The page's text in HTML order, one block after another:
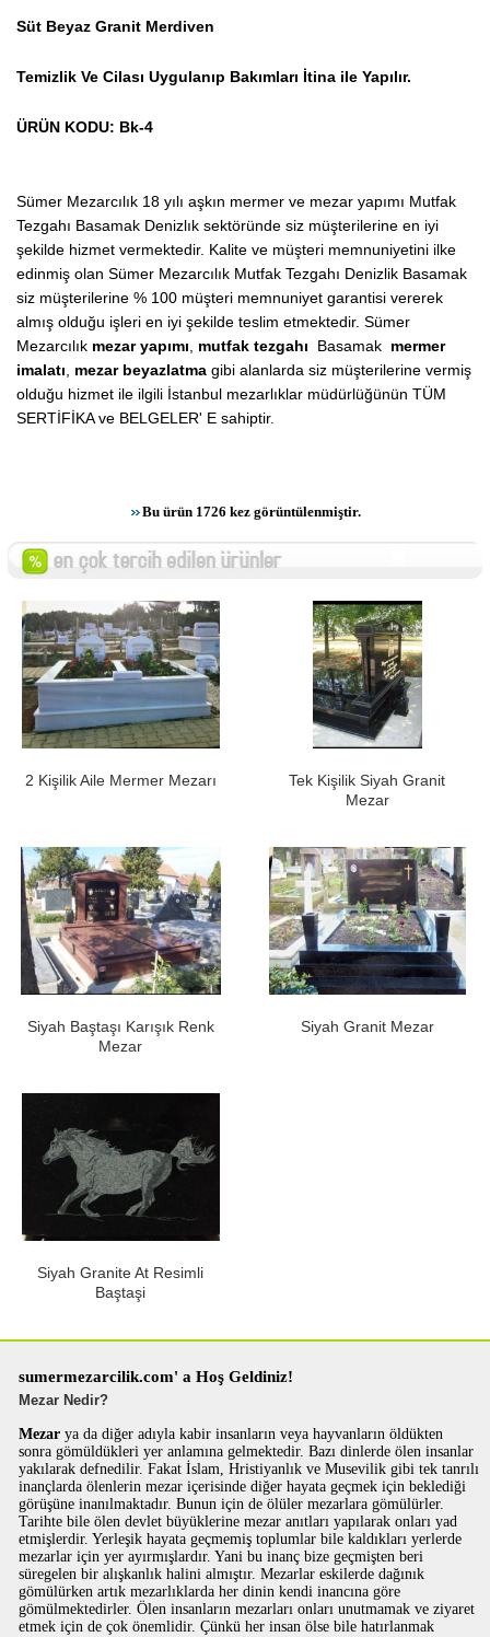
Süt Beyaz Granit Merdiven
Temizlik Ve Cilası Uygulanıp Bakımları İtina ile Yapılır.
ÜRÜN KODU: Bk-4
Sümer Mezarcılık 18 yılı aşkın mermer ve mezar yapımı Mutfak
Tezgahı Basamak Denizlık sektöründe siz müşterilerine en iyi
şekilde hizmet vermektedir. Kalite ve müşteri memnuniyetini ilke
edinmiş olan Sümer Mezarcılık Mutfak Tezgahı Denizlik Basamak
siz müşterilerine % 100 müşteri memnuniyet garantisi vererek
almış olduğu işleri en iyi şekilde teslim etmektedir. Sümer
Mezarcılık mezar yapımı mutfak tezgahı Basamak mermer
imalatı
mezar beyazlatmagibi alanlarda siz müşterilerine vermiş
olduğu hizmet ile ilgili İstanbul mezarlıklar müdürlüğünün TÜM
SERTİFİKA ve BELGELER' E sahiptir.
Bu ürün 1726 kez görüntülenmiştir.
2 Kişilik Aile Mermer Mezarı
Tek Kişilik Siyah Granit
Mezar
Siyah Baştaşı Karışık Renk
Mezar
Siyah Granit Mezar
Siyah Granite At Resimli
Baştaşi
sumermezarcilik.com' a Hoş Geldiniz!
Mezar Nedir?
Mezar ya da diğer adıyla kabir insanların veya hayvanların öldükten
sonra gömüldükleri yer anlamına gelmektedir. Bazı dinlerde ölen insanlar
yakılarak defnedilir. Fakat İslam, Hristiyanlık ve Musevilik gibi tek tanrılı
inançlarda ölenlerin mezar içerisinde diğer hayata geçmek için beklediği
görüşüne inanılmaktadır. Bunun için de ölüler mezarlara gömülürler.
Tarihte bile ölen devlet büyüklerine mezar anıtları yapılarak onları yad
etmişlerdir. Yerleşik hayata geçmemiş toplumlar bile kaldıkları yerlerde
mezarlar için yer ayırmışlardır. Yani bu inanç bize geçmişten beri
süregelen bir alışkanlık halini almıştır. Mezarlar eskilerde dağınık
gömülürken artık mezarlıklarda her dinin kendi inancına göre
gömülmektedirler. Ölen insanların mezarları onları unutmamak ve ziyaret
etmek için de çok önemlidir. Çünkü her insan ölse bile hatırlanmak